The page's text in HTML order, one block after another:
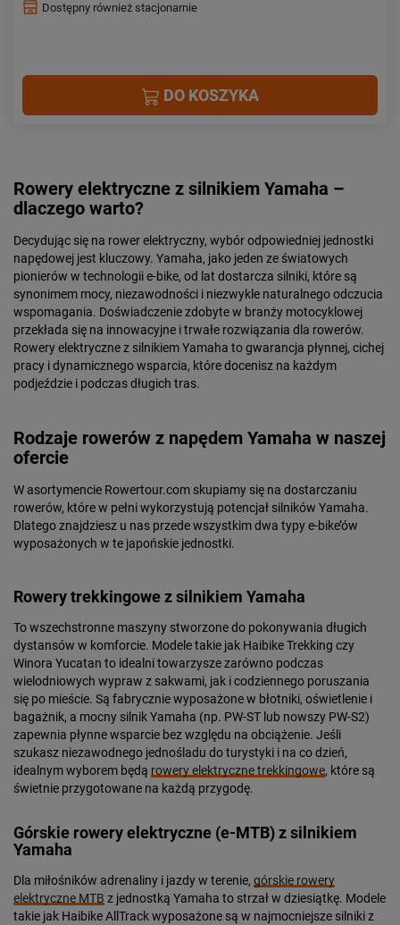
Dostępny również stacjonarnie
DO KOSZYKA
Rowery elektryczne z silnikiem Yamaha –
dlaczego warto?
Decydując się na rower elektryczny, wybór odpowiedniej jednostki
napędowej jest kluczowy. Yamaha, jako jeden ze światowych
pionierów w technologii e-bike, od lat dostarcza silniki, które są
synonimem mocy, niezawodności i niezwykle naturalnego odczucia
wspomagania. Doświadczenie zdobyte w branży motocyklowej
przekłada się na innowacyjne i trwałe rozwiązania dla rowerów.
Rowery elektryczne z silnikiem Yamaha to gwarancja płynnej, cichej
pracy i dynamicznego wsparcia, które docenisz na każdym
podjeździe i podczas długich tras.
Rodzaje rowerów z napędem Yamaha w naszej
ofercie
W asortymencie Rowertour.com skupiamy się na dostarczaniu
rowerów, które w pełni wykorzystują potencjał silników Yamaha.
Dlatego znajdziesz u nas przede wszystkim dwa typy e-bike’ów
wyposażonych w te japońskie jednostki.
Rowery trekkingowe z silnikiem Yamaha
To wszechstronne maszyny stworzone do pokonywania długich
dystansów w komforcie. Modele takie jak Haibike Trekking czy
Winora Yucatan to idealni towarzysze zarówno podczas
wielodniowych wypraw z sakwami, jak i codziennego poruszania
się po mieście. Są fabrycznie wyposażone w błotniki, oświetlenie i
bagażnik, a mocny silnik Yamaha (np. PW-ST lub nowszy PW-S2)
zapewnia płynne wsparcie bez względu na obciążenie. Jeśli
szukasz niezawodnego jednośladu do turystyki i na co dzień,
idealnym wyborem będą rowery elektryczne trekkingowe, które są
świetnie przygotowane na każdą przygodę.
Górskie rowery elektryczne (e-MTB) z silnikiem
Yamaha
Dla miłośników adrenaliny i jazdy w terenie, górskie rowery
elektryczne MTB z jednostką Yamaha to strzał w dziesiątkę. Modele
takie jak Haibike AllTrack wyposażone są w najmocniejsze silniki z